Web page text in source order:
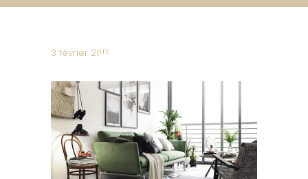
conseils-
deco-2
3 février 2017